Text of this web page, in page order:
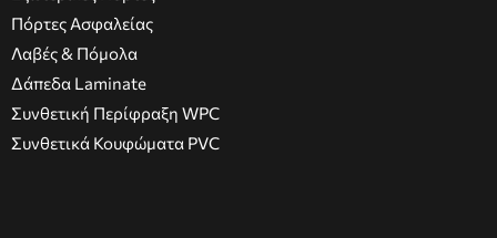
Πόρτες Ασφαλείας
Λαβές & Πόμολα
Δάπεδα Laminate
Συνθετική Περίφραξη WPC
Συνθετικά Κουφώματα PVC